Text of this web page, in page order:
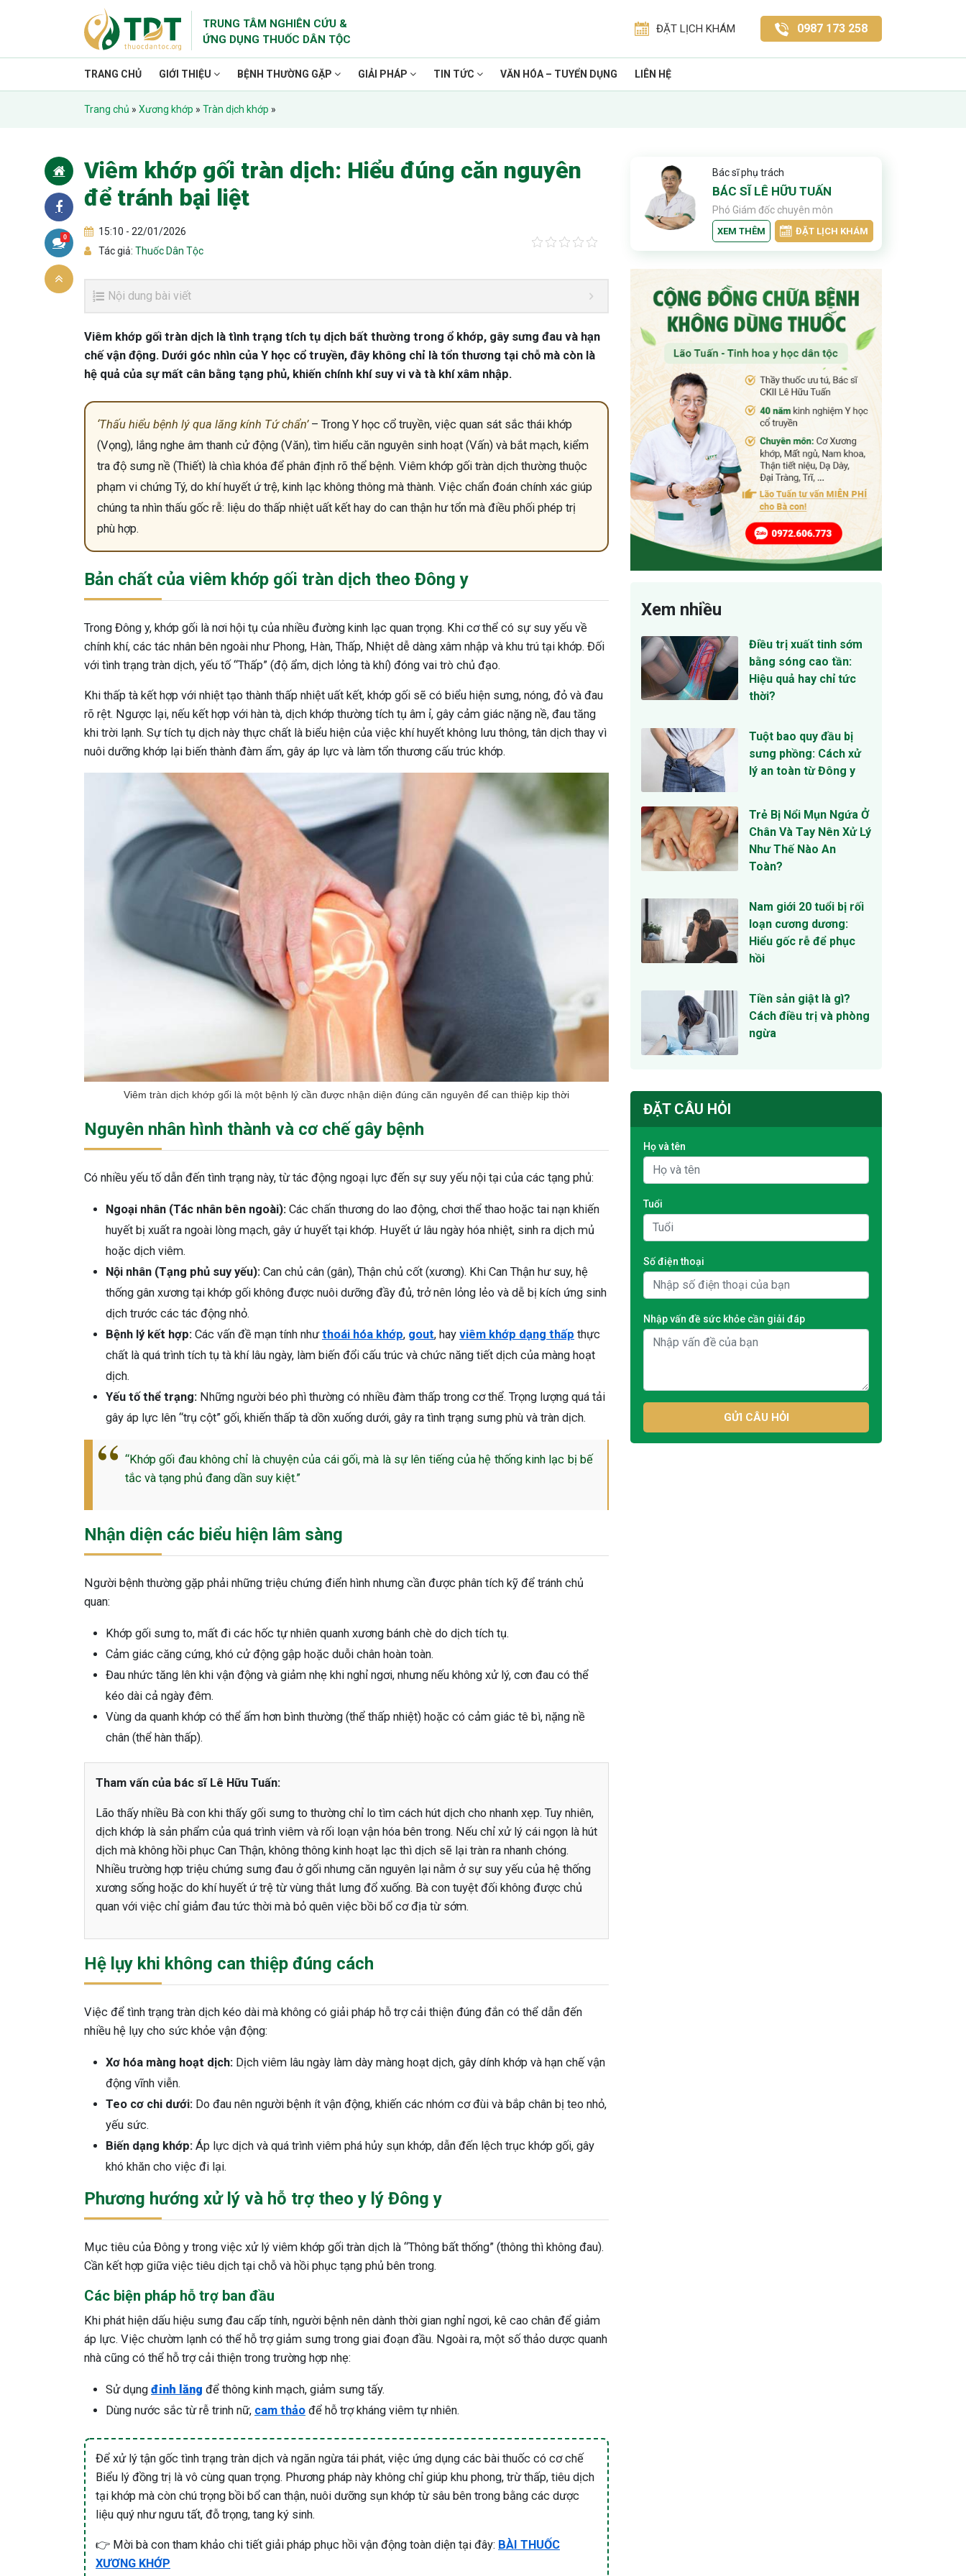
TRUNG TÂM NGHIÊN CỨU &
ỨNG DỤNG THUỐC DÂN TỘC
ĐẶT LỊCH KHÁM 0987 173 258
TRANG CHỦ GIỚI THIỆU BỆNH THƯỜNG GẶP GIẢI PHÁP TIN TỨC VĂN HÓA – TUYỂN DỤNG LIÊN HỆ
Trang chủ » Xương khớp » Tràn dịch khớp »
Viêm khớp gối tràn dịch: Hiểu đúng căn nguyên
để tránh bại liệt
15:10 - 22/01/2026
Tác giả: Thuốc Dân Tộc
0
Nội dung bài viết
Viêm khớp gối tràn dịch là tình trạng tích tụ dịch bất thường trong ổ khớp, gây sưng đau và hạn
chế vận động. Dưới góc nhìn của Y học cổ truyền, đây không chỉ là tổn thương tại chỗ mà còn là
hệ quả của sự mất cân bằng tạng phủ, khiến chính khí suy vi và tà khí xâm nhập.
‘Thấu hiểu bệnh lý qua lăng kính Tứ chẩn’– Trong Y học cổ truyền, việc quan sát sắc thái khớp
(Vọng), lắng nghe âm thanh cử động (Văn), tìm hiểu căn nguyên sinh hoạt (Vấn) và bắt mạch, kiểm
tra độ sưng nề (Thiết) là chìa khóa để phân định rõ thể bệnh. Viêm khớp gối tràn dịch thường thuộc
phạm vi chứng Tý, do khí huyết ứ trệ, kinh lạc không thông mà thành. Việc chẩn đoán chính xác giúp
chúng ta nhìn thấu gốc rễ: liệu do thấp nhiệt uất kết hay do can thận hư tổn mà điều phối phép trị
phù hợp.
Bản chất của viêm khớp gối tràn dịch theo Đông y
Trong Đông y, khớp gối là nơi hội tụ của nhiều đường kinh lạc quan trọng. Khi cơ thể có sự suy yếu về
chính khí, các tác nhân bên ngoài như Phong, Hàn, Thấp, Nhiệt dễ dàng xâm nhập và khu trú tại khớp. Đối
với tình trạng tràn dịch, yếu tố “Thấp” (độ ẩm, dịch lỏng tà khí) đóng vai trò chủ đạo.
Khi thấp tà kết hợp với nhiệt tạo thành thấp nhiệt uất kết, khớp gối sẽ có biểu hiện sưng, nóng, đỏ và đau
rõ rệt. Ngược lại, nếu kết hợp với hàn tà, dịch khớp thường tích tụ âm ỉ, gây cảm giác nặng nề, đau tăng
khi trời lạnh. Sự tích tụ dịch này thực chất là biểu hiện của việc khí huyết không lưu thông, tân dịch thay vì
nuôi dưỡng khớp lại biến thành đàm ẩm, gây áp lực và làm tổn thương cấu trúc khớp.
Viêm tràn dịch khớp gối là một bệnh lý cần được nhận diện đúng căn nguyên để can thiệp kịp thời
Nguyên nhân hình thành và cơ chế gây bệnh
Có nhiều yếu tố dẫn đến tình trạng này, từ tác động ngoại lực đến sự suy yếu nội tại của các tạng phủ:
Ngoại nhân (Tác nhân bên ngoài): Các chấn thương do lao động, chơi thể thao hoặc tai nạn khiến
huyết bị xuất ra ngoài lòng mạch, gây ứ huyết tại khớp. Huyết ứ lâu ngày hóa nhiệt, sinh ra dịch mủ
hoặc dịch viêm.
Nội nhân (Tạng phủ suy yếu): Can chủ cân (gân), Thận chủ cốt (xương). Khi Can Thận hư suy, hệ
thống gân xương tại khớp gối không được nuôi dưỡng đầy đủ, trở nên lỏng lẻo và dễ bị kích ứng sinh
dịch trước các tác động nhỏ.
Bệnh lý kết hợp: Các vấn đề mạn tính nhưthoái hóa khớp, gout, hay viêm khớp dạng thấp thực
chất là quá trình tích tụ tà khí lâu ngày, làm biến đổi cấu trúc và chức năng tiết dịch của màng hoạt
dịch.
Yếu tố thể trạng: Những người béo phì thường có nhiều đàm thấp trong cơ thể. Trọng lượng quá tải
gây áp lực lên “trụ cột” gối, khiến thấp tà dồn xuống dưới, gây ra tình trạng sưng phù và tràn dịch.
“Khớp gối đau không chỉ là chuyện của cái gối, mà là sự lên tiếng của hệ thống kinh lạc bị bế
tắc và tạng phủ đang dần suy kiệt.”
Nhận diện các biểu hiện lâm sàng
Người bệnh thường gặp phải những triệu chứng điển hình nhưng cần được phân tích kỹ để tránh chủ
quan:
Khớp gối sưng to, mất đi các hốc tự nhiên quanh xương bánh chè do dịch tích tụ.
Cảm giác căng cứng, khó cử động gập hoặc duỗi chân hoàn toàn.
Đau nhức tăng lên khi vận động và giảm nhẹ khi nghỉ ngơi, nhưng nếu không xử lý, cơn đau có thể
kéo dài cả ngày đêm.
Vùng da quanh khớp có thể ấm hơn bình thường (thể thấp nhiệt) hoặc có cảm giác tê bì, nặng nề
chân (thể hàn thấp).
Tham vấn của bác sĩ Lê Hữu Tuấn:
Lão thấy nhiều Bà con khi thấy gối sưng to thường chỉ lo tìm cách hút dịch cho nhanh xẹp. Tuy nhiên,
dịch khớp là sản phẩm của quá trình viêm và rối loạn vận hóa bên trong. Nếu chỉ xử lý cái ngọn là hút
dịch mà không hồi phục Can Thận, không thông kinh hoạt lạc thì dịch sẽ lại tràn ra nhanh chóng.
Nhiều trường hợp triệu chứng sưng đau ở gối nhưng căn nguyên lại nằm ở sự suy yếu của hệ thống
xương sống hoặc do khí huyết ứ trệ từ vùng thắt lưng đổ xuống. Bà con tuyệt đối không được chủ
quan với việc chỉ giảm đau tức thời mà bỏ quên việc bồi bổ cơ địa từ sớm.
Hệ lụy khi không can thiệp đúng cách
Việc để tình trạng tràn dịch kéo dài mà không có giải pháp hỗ trợ cải thiện đúng đắn có thể dẫn đến
nhiều hệ lụy cho sức khỏe vận động:
Xơ hóa màng hoạt dịch: Dịch viêm lâu ngày làm dày màng hoạt dịch, gây dính khớp và hạn chế vận
động vĩnh viễn.
Teo cơ chi dưới: Do đau nên người bệnh ít vận động, khiến các nhóm cơ đùi và bắp chân bị teo nhỏ,
yếu sức.
Biến dạng khớp: Áp lực dịch và quá trình viêm phá hủy sụn khớp, dẫn đến lệch trục khớp gối, gây
khó khăn cho việc đi lại.
Phương hướng xử lý và hỗ trợ theo y lý Đông y
Mục tiêu của Đông y trong việc xử lý viêm khớp gối tràn dịch là “Thông bất thống” (thông thì không đau).
Cần kết hợp giữa việc tiêu dịch tại chỗ và hồi phục tạng phủ bên trong.
Các biện pháp hỗ trợ ban đầu
Khi phát hiện dấu hiệu sưng đau cấp tính, người bệnh nên dành thời gian nghỉ ngơi, kê cao chân để giảm
áp lực. Việc chườm lạnh có thể hỗ trợ giảm sưng trong giai đoạn đầu. Ngoài ra, một số thảo dược quanh
nhà cũng có thể hỗ trợ cải thiện trong trường hợp nhẹ:
Sử dụng đinh lăng để thông kinh mạch, giảm sưng tấy.
Dùng nước sắc từ rễ trinh nữ, cam thảo để hỗ trợ kháng viêm tự nhiên.
Để xử lý tận gốc tình trạng tràn dịch và ngăn ngừa tái phát, việc ứng dụng các bài thuốc có cơ chế
Biểu lý đồng trị là vô cùng quan trọng. Phương pháp này không chỉ giúp khu phong, trừ thấp, tiêu dịch
tại khớp mà còn chú trọng bồi bổ can thận, nuôi dưỡng sụn khớp từ sâu bên trong bằng các dược
liệu quý như ngưu tất, đỗ trọng, tang ký sinh.
👉 Mời bà con tham khảo chi tiết giải pháp phục hồi vận động toàn diện tại đây: BÀI THUỐC
XƯƠNG KHỚP
Bác sĩ phụ trách
BÁC SĨ LÊ HỮU TUẤN
Phó Giám đốc chuyên môn
XEM THÊM ĐẶT LỊCH KHÁM
Xem nhiều
Điều trị xuất tinh sớm
bằng sóng cao tần:
Hiệu quả hay chỉ tức
thời?
Tuột bao quy đầu bị
sưng phồng: Cách xử
lý an toàn từ Đông y
Trẻ Bị Nổi Mụn Ngứa Ở
Chân Và Tay Nên Xử Lý
Như Thế Nào An
Toàn?
Nam giới 20 tuổi bị rối
loạn cương dương:
Hiểu gốc rễ để phục
hồi
Tiền sản giật là gì?
Cách điều trị và phòng
ngừa
ĐẶT CÂU HỎI
Họ và tên
Tuổi
Số điện thoại
Nhập vấn đề sức khỏe cần giải đáp
GỬI CÂU HỎI